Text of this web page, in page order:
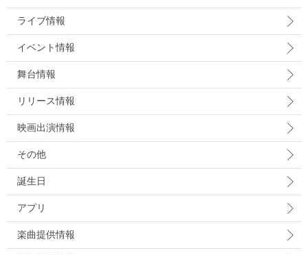
ライブ情報
イベント情報
舞台情報
リリース情報
映画出演情報
その他
誕生日
アプリ
楽曲提供情報